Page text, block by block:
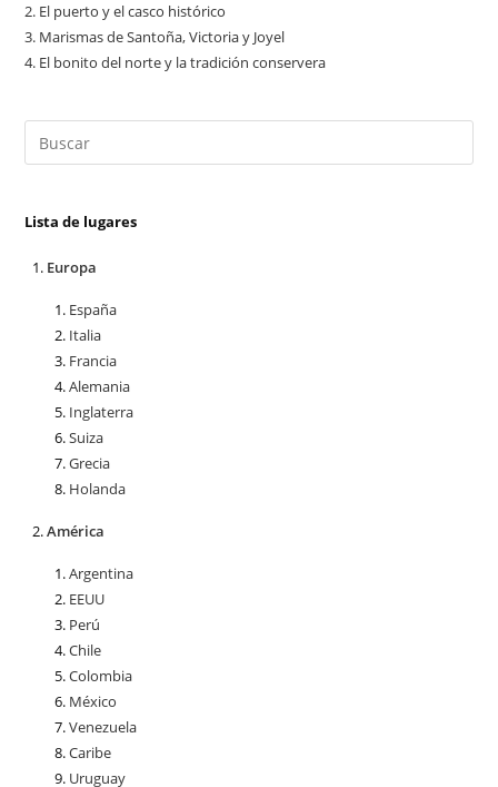
2. El puerto y el casco histórico
3. Marismas de Santoña, Victoria y Joyel
4. El bonito del norte y la tradición conservera
Lista de lugares
Europa
España
Italia
Francia
Alemania
Inglaterra
Suiza
Grecia
Holanda
América
Argentina
EEUU
Perú
Chile
Colombia
México
Venezuela
Caribe
Uruguay